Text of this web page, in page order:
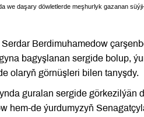
we daşary döwletlerde meşhurlyk gazanan
Berdimuhamedow
bagyşlanan sergide bolup,
olaryň görnüşleri bilen tanyşdy.
guralan sergide görkezilýän
hem-de ýurdumyzyň